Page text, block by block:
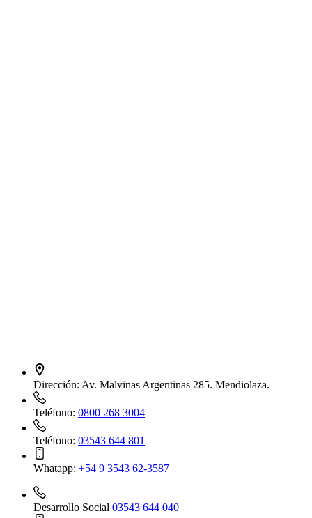
Dirección: Av. Malvinas Argentinas 285. Mendiolaza.
Teléfono: 0800 268 3004
Teléfono: 03543 644 801
Whatapp: +54 9 3543 62-3587
Desarrollo Social 03543 644 040